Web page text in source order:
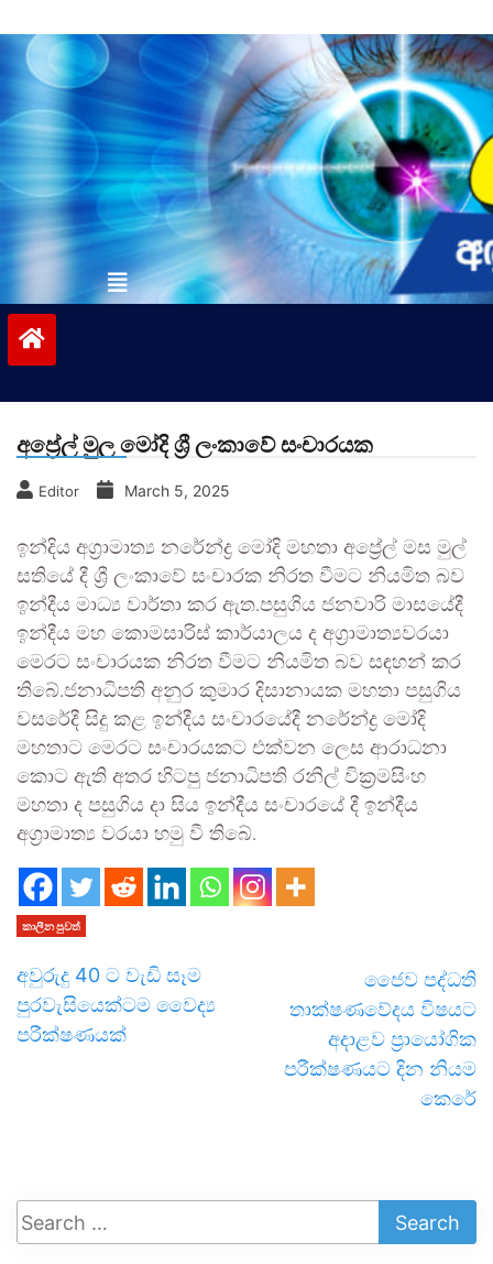
to
contentvinivida.lk
අප්‍රේල් මුල මෝදි ශ්‍රී ලංකාවේ සංචාරයක
Editor March 5, 2025
ඉන්දිය අග්‍රාමාත්‍ය නරේන්ද්‍ර මෝදි මහතා අප්‍රේල් මස මුල්
සතියේ දී ශ්‍රී ලංකාවේ සංචාරක නිරත වීමට නියමිත බව
ඉන්දීය මාධ්‍ය වාර්තා කර ඇත.පසුගිය ජනවාරි මාසයේදී
ඉන්දීය මහ කොමසාරිස් කාර්යාලය ද අග්‍රාමාත්‍යවරයා
මෙරට සංචාරයක නිරත වීමට නියමිත බව සඳහන් කර
තිබේ.ජනාධිපති අනුර කුමාර දිසානායක මහතා පසුගිය
වසරේදී සිදු කළ ඉන්දීය සංචාරයේදී නරේන්ද්‍ර මෝදි
මහතාට මෙරට සංචාරයකට එක්වන ලෙස ආරාධනා
කොට ඇති අතර හිටපු ජනාධිපති රනිල් වික්‍රමසිංහ
මහතා ද පසුගිය දා සිය ඉන්දීය සංචාරයේ දී ඉන්දීය
අග්‍රාමාත්‍ය වරයා හමු වී තිබේ.
කාලීන පුවත්
අවුරුදු 40 ට වැඩි සෑම
පුරවැසියෙක්ටම වෛද්‍ය
පරීක්ෂණයක්
ජෛව පද්ධති
තාක්ෂණවේදය විෂයට
අදාළව ප්‍රායෝගික
පරීක්ෂණයට දින නියම
කෙරේ